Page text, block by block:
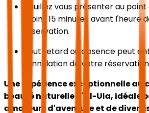
Veuillez vous présenter au
moins 15 minutes avant l'heure
réservation.
Tout retard ou absence peut
l'annulation de votre
Une expérience exceptionnelle au
beauté naturelle d'Al-Ula, idéale
amateurs d'aventure et de